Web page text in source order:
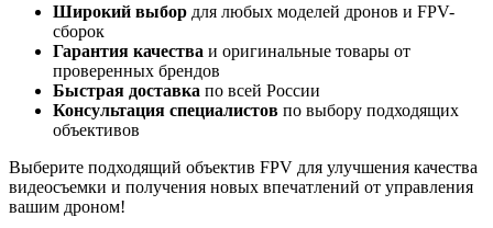
Широкий выбор для любых моделей дронов и FPV-
сборок
Гарантия качества и оригинальные товары от
проверенных брендов
Быстрая доставка по всей России
Консультация специалистов по выбору подходящих
объективов
Выберите подходящий объектив FPV для улучшения качества
видеосъемки и получения новых впечатлений от управления
вашим дроном!